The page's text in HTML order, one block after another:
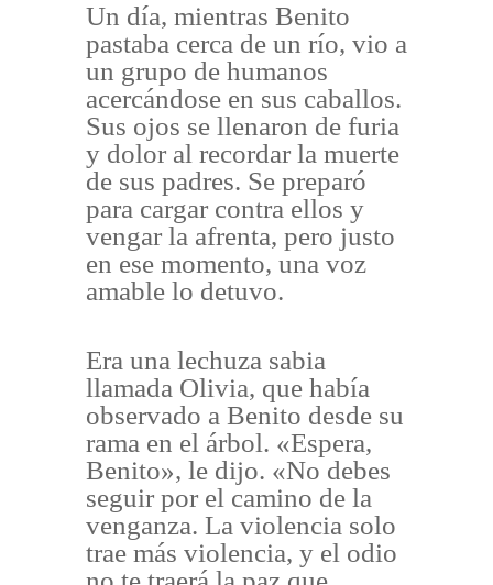
Un día, mientras Benito
pastaba cerca de un río, vio a
un grupo de humanos
acercándose en sus caballos.
Sus ojos se llenaron de furia
y dolor al recordar la muerte
de sus padres. Se preparó
para cargar contra ellos y
vengar la afrenta, pero justo
en ese momento, una voz
amable lo detuvo.
Era una lechuza sabia
llamada Olivia, que había
observado a Benito desde su
rama en el árbol. «Espera,
Benito», le dijo. «No debes
seguir por el camino de la
venganza. La violencia solo
trae más violencia, y el odio